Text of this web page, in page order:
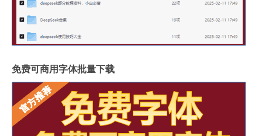
免费可商用字体批量下载